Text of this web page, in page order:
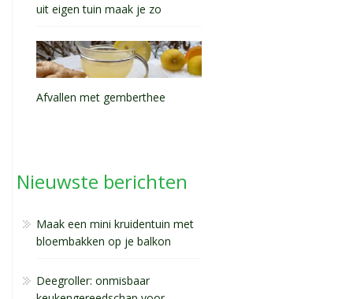
uit eigen tuin maak je zo
Afvallen met gemberthee
Nieuwste berichten
Maak een mini kruidentuin met
bloembakken op je balkon
Deegroller: onmisbaar